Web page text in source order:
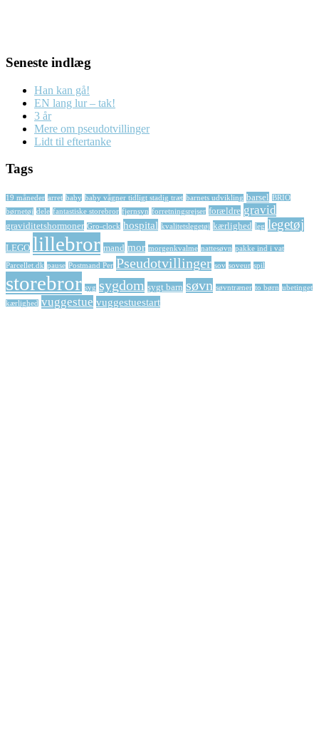
Seneste indlæg
Han kan gå!
EN lang lur – tak!
3 år
Mere om pseudotvillinger
Lidt til eftertanke
Tags
19 måneder arret baby baby vågner tidligt stadig træt barnets udvikling barsel BRIO
børnetøj dele fantastiske storebror fjernsyn forretningsrejser forældre gravid
graviditetshormoner Gro-clock hospital kvalitetslegetøj kærlighed leg legetøj
LEGO lillebror mand mor morgenkvalme nattesøvn pakke ind i vat
Parcellet.dk pause Postmand Per Pseudotvillinger sov soveur spil
storebror syg sygdom sygt barn søvn søvntræner to børn ubetinget
kærlighed vuggestue vuggestuestart